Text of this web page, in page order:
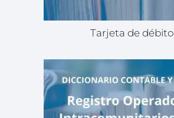
Tarjeta de débito